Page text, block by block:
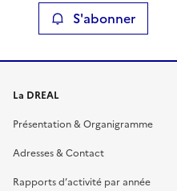
S'abonner
La DREAL
Présentation & Organigramme
Adresses & Contact
Rapports d’activité par année